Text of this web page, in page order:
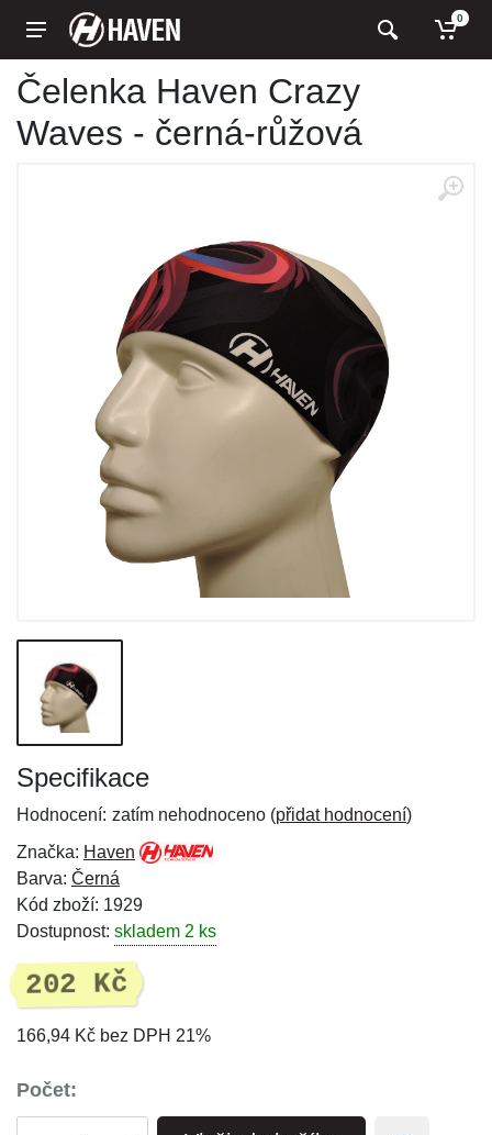
0
Čelenka Haven Crazy
Waves - černá-růžová
Specifikace
Hodnocení: zatím nehodnoceno (přidat hodnocení)
Značka: Haven
Barva: Černá
Kód zboží: 1929
Dostupnost: skladem 2 ks
202 Kč
166,94 Kč bez DPH 21%
Počet: